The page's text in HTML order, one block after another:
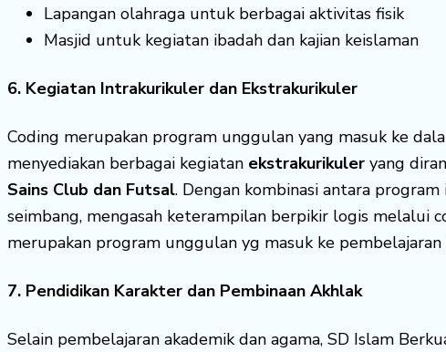
Lapangan olahraga untuk berbagai aktivitas fisik
Masjid untuk kegiatan ibadah dan kajian keislaman
6. Kegiatan Intrakurikuler dan Ekstrakurikuler
Coding merupakan program unggulan yang masuk ke
menyediakan berbagai kegiatan ekstrakurikuler yang
Sains Club dan Futsal. Dengan kombinasi antara
seimbang, mengasah keterampilan berpikir logis melalui
merupakan program unggulan yg masuk ke
7. Pendidikan Karakter dan Pembinaan Akhlak
Selain pembelajaran akademik dan agama, SD Islam